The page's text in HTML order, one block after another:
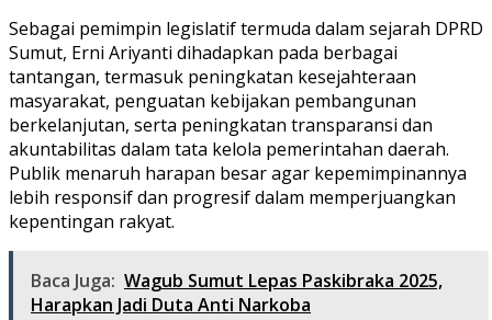
Sebagai pemimpin legislatif termuda dalam sejarah DPRD
Sumut, Erni Ariyanti dihadapkan pada berbagai
tantangan, termasuk peningkatan kesejahteraan
masyarakat, penguatan kebijakan pembangunan
berkelanjutan, serta peningkatan transparansi dan
akuntabilitas dalam tata kelola pemerintahan daerah.
Publik menaruh harapan besar agar kepemimpinannya
lebih responsif dan progresif dalam memperjuangkan
kepentingan rakyat.
Baca Juga: Wagub Sumut Lepas Paskibraka 2025,
Harapkan Jadi Duta Anti Narkoba